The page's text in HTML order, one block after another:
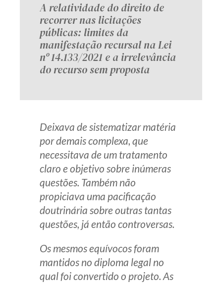
A relatividade do direito de
recorrer nas licitações
públicas: limites da
manifestação recursal na Lei
nº 14.133/2021 e a irrelevância
do recurso sem proposta
Deixava de sistematizar matéria
por demais complexa, que
necessitava de um tratamento
claro e objetivo sobre inúmeras
questões. Também não
propiciava uma pacificação
doutrinária sobre outras tantas
questões, já então controversas.
Os mesmos equívocos foram
mantidos no diploma legal no
qual foi convertido o projeto. As